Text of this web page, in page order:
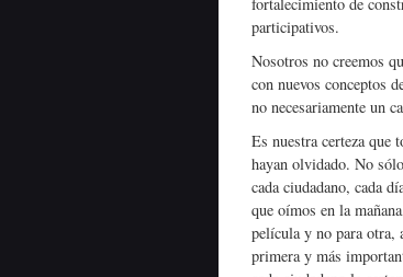
participativos.
Nosotros no creemos
con nuevos conceptos
no necesariamente un
Es nuestra certeza que
hayan olvidado. No
cada ciudadano, cada
que oímos en la
película y no para
primera y más